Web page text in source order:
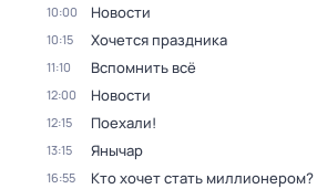
10:00 Новости
10:15 Хочется праздника
11:10 Вспомнить всё
12:00 Новости
12:15 Поехали!
13:15 Янычар
16:55 Кто хочет стать миллионером?